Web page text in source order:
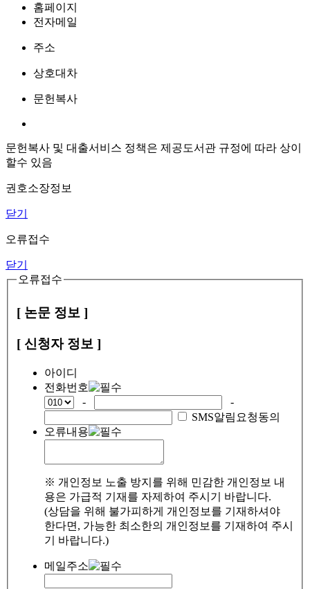
홈페이지
전자메일
주소
상호대차
문헌복사
문헌복사 및 대출서비스 정책은 제공도서관 규정에 따라 상이
할수 있음
권호소장정보
닫기
오류접수
닫기
오류접수
[ 논문 정보 ]
[ 신청자 정보 ]
아이디
전화번호
-
-
SMS알림요청동의
오류내용
※ 개인정보 노출 방지를 위해 민감한 개인정보 내
용은 가급적 기재를 자제하여 주시기 바랍니다.
(상담을 위해 불가피하게 개인정보를 기재하셔야
한다면, 가능한 최소한의 개인정보를 기재하여 주시
기 바랍니다.)
메일주소